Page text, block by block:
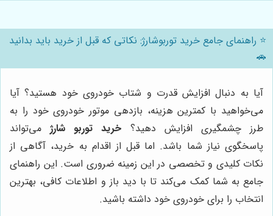
⭐️ راهنمای جامع خرید توربوشارژ: نکاتی که قبل از خرید باید بدانید
🚗
آیا به دنبال افزایش قدرت و شتاب خودروی خود هستید؟ آیا
می‌خواهید با کمترین هزینه، بازدهی موتور خودروی خود را به
طرز چشمگیری افزایش دهید؟ خرید توربو شارژمی‌تواند
پاسخگوی نیاز شما باشد. اما قبل از اقدام به خرید، آگاهی از
نکات کلیدی و تخصصی در این زمینه ضروری است. این راهنمای
جامع به شما کمک می‌کند تا با دید باز و اطلاعات کافی، بهترین
انتخاب را برای خودروی خود داشته باشید.